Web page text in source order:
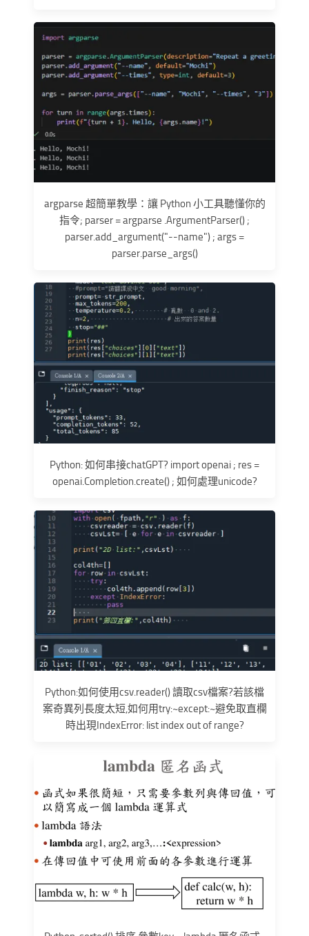
argparse 超簡單教學：讓 Python 小工具聽懂你的
指令; parser = argparse .ArgumentParser() ;
parser.add_argument("--name") ; args =
parser.parse_args()
Python: 如何串接chatGPT? import openai ; res =
openai.Completion.create() ; 如何處理unicode?
Python:如何使用csv.reader() 讀取csv檔案?若該檔
案奇異列長度太短,如何用try:~except:~避免取直欄
時出現IndexError: list index out of range?